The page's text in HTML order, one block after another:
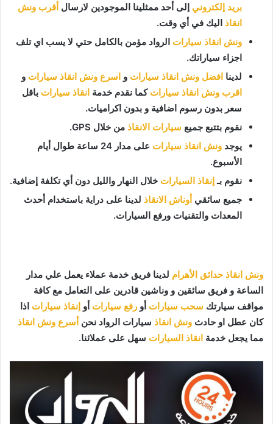
بريد إلكتروني إلى أحد ممثلينا الموجودين لارسال أقرب ونش
انقاذ اليك في أي وقت.
ونش انقاذ سيارات الرواد مؤمن بالكامل حتي لا يسب اي تلف
اجزاء سياراتك.
لدينا افضل ونش انقاذ سيارات و اسرع ونش انقاذ سيارات و
اقرب ونش انقاذ سيارات كما نقدم خدمة انقاذ سيارات باقل
سعر بدون رسوم اضافية و بدون اكراميات.
نقوم بتتبع جميع سيارات الانقاذ من خلال GPS.
يوجد ونش انقاذ سيارات
على مدار 24 ساعة طوال أيام
الأسبوع.
نقوم بـإنقاذ السيارات خلال النهار والليل دون أي تكلفة إضافية.
جميع سائقي أوناش الانقاذ لدينا على دراية باستخدام أحدث
المعدات والتقنيات ورفع السيارات.
ونش انقاذ حدائق الأهرام لدينا فريق خدمة عملاء يعمل علي مدار
الساعة و فريق سائقين و وناشين قادرين على التعامل مع كافة
مواقف سيارتك سحب سيارات أو رفع سيارات أو إنقاذ سيارات اذا
كان عطل او حادث ونش انقاذ سيارات الرواد نحن أسرع ونش انقاذ
مما يجعل خدمة انقاذ السيارات سهل على عملائنا.